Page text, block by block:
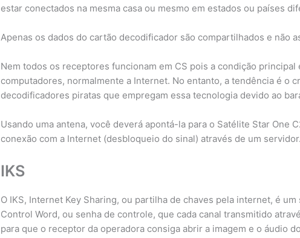
estar conectados na mesma casa ou mesmo em estados ou países
Apenas os dados do cartão decodificador são compartilhados e não
Nem todos os receptores funcionam em CS pois a condição principal
computadores, normalmente a Internet. No entanto, a tendência é o
decodificadores piratas que empregam essa tecnologia devido ao
Usando uma antena, você deverá apontá-la para o Satélite Star One
conexão com a Internet (desbloqueio do sinal) através de um servidor.
IKS
O IKS, Internet Key Sharing, ou partilha de chaves pela internet, é
Control Word, ou senha de controle, que cada canal transmitido
para que o receptor da operadora consiga abrir a imagem e o áudio